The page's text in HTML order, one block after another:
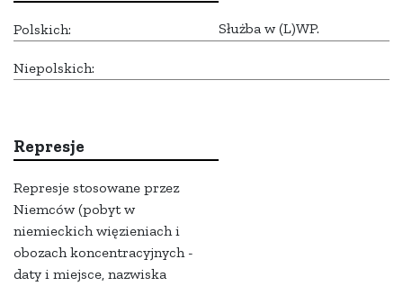
Polskich: Służba w (L)WP.
Niepolskich:
Represje
Represje stosowane przez
Niemców (pobyt w
niemieckich więzieniach i
obozach koncentracyjnych -
daty i miejsce, nazwiska